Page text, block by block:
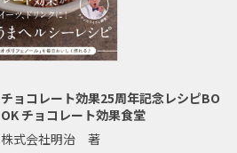
チョコレート効果25周年記念レシピBO
OK チョコレート効果食堂
株式会社明治 著